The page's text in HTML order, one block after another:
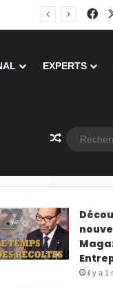
EXPERTS
Article
il y a 1